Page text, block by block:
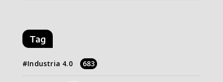
Tag
Industria 4.0 683